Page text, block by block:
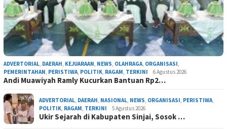
ADVERTORIAL, DAERAH, KEJUARAAN, NEWS, OLAHRAGA, ORGANISASI,
PEMERINTAHAN, PERISTIWA, POLITIK, RAGAM, TERKINI 6 Agustus 2026
Andi Muawiyah Ramly Kucurkan Bantuan Rp2…
ADVERTORIAL, DAERAH, NASIONAL, NEWS, ORGANISASI, PERISTIWA,
POLITIK, RAGAM, TERKINI 5 Agustus 2026
Ukir Sejarah di Kabupaten Sinjai, Sosok …